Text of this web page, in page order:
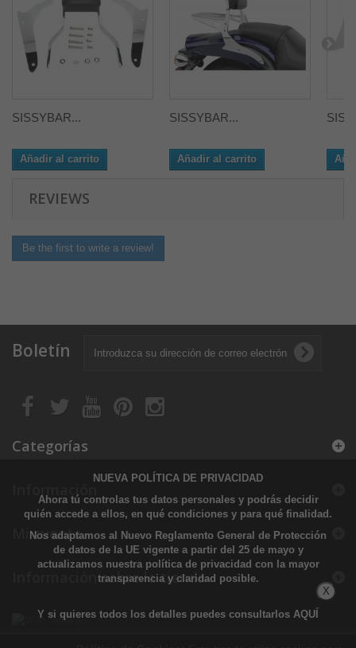
SISSYBAR...
Añadir al carrito
SISSYBAR...
Añadir al carrito
REVIEWS
Be the first to write a review!
Boletín
Categorías
Información
Mi cuenta
Información sobre la tienda
NUEVA POLÍTICA DE PRIVACIDAD
Ahora tú controlas tus datos personales y podrás decidir
quién accede a ellos, en qué condiciones y para qué finalidad.
Nos adaptamos al Nuevo Reglamento General de Protección
de datos de la UE vigente a partir del 25 de mayo y
actualizamos nuestra política de privacidad con la mayor
transparencia y claridad posible.
Y si quieres todos los detalles puedes consultarlos AQUÍ
X